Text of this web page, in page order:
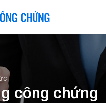
công chứng